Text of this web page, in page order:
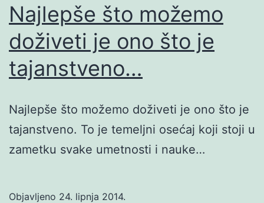
Najlepše što možemo
doživeti je ono što je
tajanstveno…
Najlepše što možemo doživeti je ono što je
tajanstveno. To je temeljni osećaj koji stoji u
zametku svake umetnosti i nauke…
Objavljeno 24. lipnja 2014.